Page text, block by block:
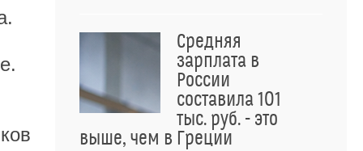
Средняя
зарплата в
России
составила 101
тыс. руб. - это
выше, чем в Греции